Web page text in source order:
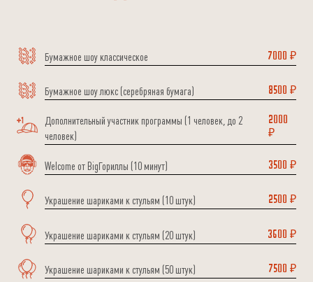
Бумажное шоу классическое 7000 ₽
Бумажное шоу люкс (серебряная бумага) 8500 ₽
Дополнительный участник программы (1 человек, до 2
человек)
2000
₽
Welcome от BigГориллы (10 минут) 3500 ₽
Украшение шариками к стульям (10 штук) 2500 ₽
Украшение шариками к стульям (20 штук) 3600 ₽
Украшение шариками к стульям (50 штук) 7500 ₽